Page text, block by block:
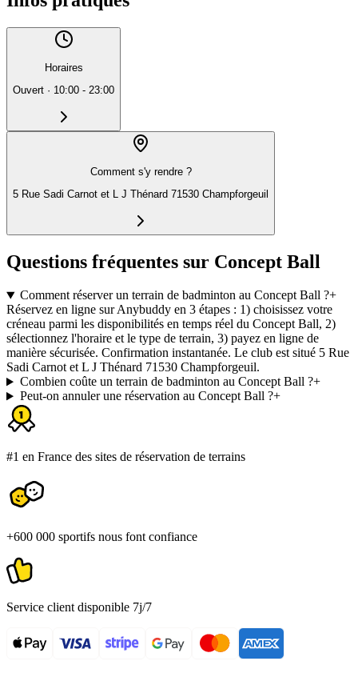
Horaires
Ouvert · 10:00 - 23:00
Comment s'y rendre ?
5 Rue Sadi Carnot et L J Thénard 71530 Champforgeuil
Questions fréquentes sur Concept Ball
Comment réserver un terrain de badminton au Concept Ball ?+
Réservez en ligne sur Anybuddy en 3 étapes : 1) choisissez votre
créneau parmi les disponibilités en temps réel du Concept Ball, 2)
sélectionnez l'horaire et le type de terrain, 3) payez en ligne de
manière sécurisée. Confirmation instantanée. Le club est situé 5 Rue
Sadi Carnot et L J Thénard 71530 Champforgeuil.
Combien coûte un terrain de badminton au Concept Ball ?+
Peut-on annuler une réservation au Concept Ball ?+
#1 en France des sites de réservation de terrains
+600 000 sportifs nous font confiance
Service client disponible 7j/7